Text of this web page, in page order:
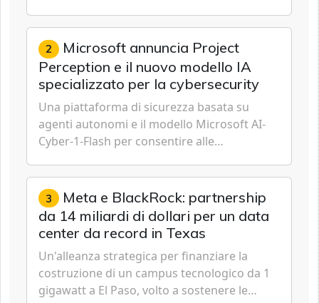
Cybersecurity.
2 Microsoft annuncia Project
Perception e il nuovo modello IA
specializzato per la cybersecurity
Una piattaforma di sicurezza basata su
agenti autonomi e il modello Microsoft AI-
Cyber-1-Flash per consentire alle
reattiva a una strategia di gestione continua
del rischio.
3 Meta e BlackRock: partnership
da 14 miliardi di dollari per un data
center da record in Texas
Un'alleanza strategica per finanziare la
costruzione di un campus tecnologico da 1
gigawatt a El Paso, volto a sostenere le